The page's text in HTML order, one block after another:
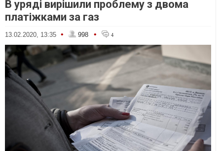
В уряді вирішили проблему з двома
платіжками за газ
13.02.2020, 13:35 • 998 • 4